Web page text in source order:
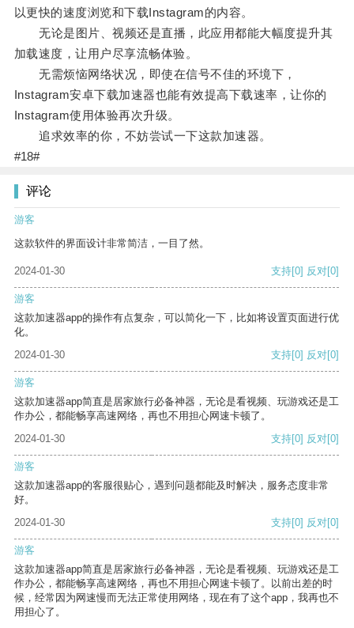
以更快的速度浏览和下载Instagram的内容。
无论是图片、视频还是直播，此应用都能大幅度提升其
加载速度，让用户尽享流畅体验。
无需烦恼网络状况，即使在信号不佳的环境下，
Instagram安卓下载加速器也能有效提高下载速率，让你的
Instagram使用体验再次升级。
追求效率的你，不妨尝试一下这款加速器。
#18#
评论
游客
这款软件的界面设计非常简洁，一目了然。
2024-01-30 支持[0] 反对[0]
游客
这款加速器app的操作有点复杂，可以简化一下，比如将设置页面进行优
化。
2024-01-30
支持[0] 反对[0]
游客
这款加速器app简直是居家旅行必备神器，无论是看视频、玩游戏还是工
作办公，都能畅享高速网络，再也不用担心网速卡顿了。
2024-01-30
支持[0] 反对[0]
游客
这款加速器app的客服很贴心，遇到问题都能及时解决，服务态度非常
好。
2024-01-30
支持[0] 反对[0]
游客
这款加速器app简直是居家旅行必备神器，无论是看视频、玩游戏还是工
作办公，都能畅享高速网络，再也不用担心网速卡顿了。以前出差的时
候，经常因为网速慢而无法正常使用网络，现在有了这个app，我再也不
用担心了。